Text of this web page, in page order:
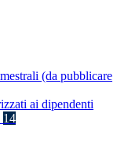
(da pubblicare
ai dipendenti
14